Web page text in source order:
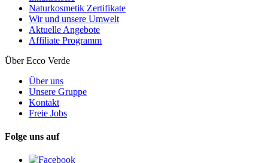
Naturkosmetik Zertifikate
Wir und unsere Umwelt
Aktuelle Angebote
Affiliate Programm
Über Ecco Verde
Über uns
Unsere Gruppe
Kontakt
Freie Jobs
Folge uns auf